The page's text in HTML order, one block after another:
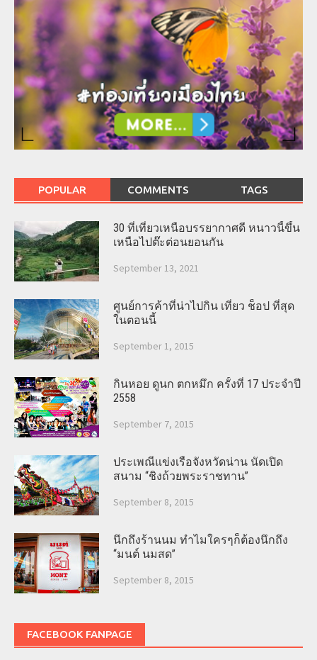
POPULAR COMMENTS TAGS
30 ที่เที่ยวเหนือบรรยากาศดี หนาวนี้ขึ้น
เหนือไปต๊ะต่อนยอนกัน
September 13, 2021
ศูนย์การค้าที่น่าไปกิน เที่ยว ช็อป ที่สุด
ในตอนนี้
September 1, 2015
กินหอย ดูนก ตกหมึก ครั้งที่ 17 ประจำปี
2558
September 7, 2015
ประเพณีแข่งเรือจังหวัดน่าน นัดเปิด
สนาม “ชิงถ้วยพระราชทาน”
September 8, 2015
นึกถึงร้านนม ทำไมใครๆก็ต้องนึกถึง
“มนต์ นมสด”
September 8, 2015
FACEBOOK FANPAGE